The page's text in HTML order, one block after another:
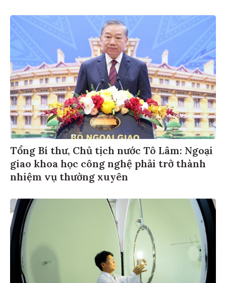
Tổng Bí thư, Chủ tịch nước Tô Lâm: Ngoại
giao khoa học công nghệ phải trở thành
nhiệm vụ thường xuyên